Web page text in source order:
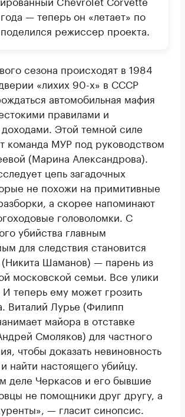
— теперь он «летает» по
режиссер проекта.
сезона происходят в 1984
«лихих 90-х» в СССР
автомобильная мафия
правилами и
Этой темной силе
команда МУР под руководством
(Марина Александрова).
цепь загадочных
не похожи на примитивные
а скорее напоминают
головоломки. С
убийства главным
для следствия становится
Шаманов) — парень из
московской семьи. Все улики
И теперь ему может грозить
Виталий Лурье (Филипп
майора в отставке
Смоляков) для частного
чтобы доказать невиновность
найти настоящего убийцу.
деле Черкасов и его бывшие
не помощники друг другу, а
— гласит синопсис.